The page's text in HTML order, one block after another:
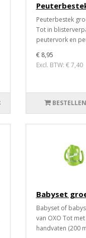
Peuterbestek
Tot in
peutervork en
€ 8,95
Excl. BTW: € 7,40
BESTELLEN
Babyset
Babyset of
van OXO Tot
handvaten (200